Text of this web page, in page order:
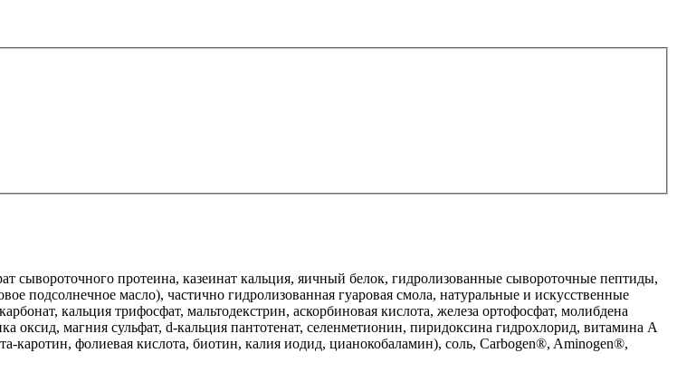
сывороточного протеина, казеинат кальция, яичный белок, гидролизованные сывороточные пептиды,
подсолнечное масло), частично гидролизованная гуаровая смола, натуральные и искусственные
кальция трифосфат, мальтодекстрин, аскорбиновая кислота, железа ортофосфат, молибдена
оксид, магния сульфат, d-кальция пантотенат, селенметионин, пиридоксина гидрохлорид, витамина А
каротин, фолиевая кислота, биотин, калия иодид, цианокобаламин), соль, Carbogen®, Aminogen®,